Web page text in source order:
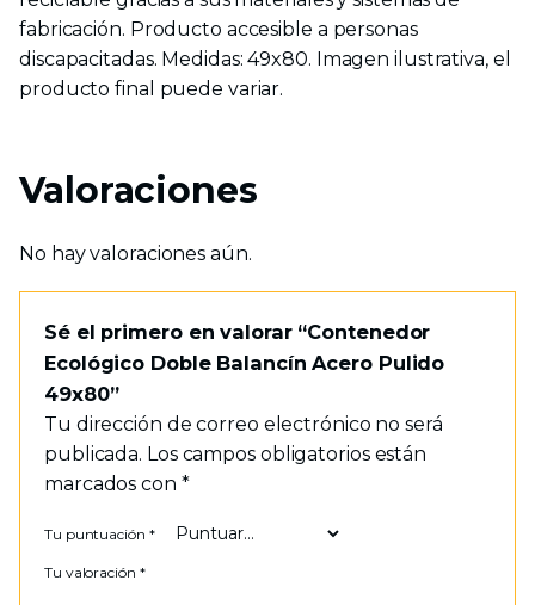
fabricación. Producto accesible a personas
discapacitadas. Medidas: 49x80. Imagen ilustrativa, el
producto final puede variar.
Valoraciones
No hay valoraciones aún.
Sé el primero en valorar “Contenedor
Ecológico Doble Balancín Acero Pulido
49x80”
Tu dirección de correo electrónico no será
publicada. Los campos obligatorios están
marcados con *
Tu puntuación *
Tu valoración *